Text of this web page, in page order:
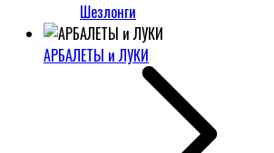
Шезлонги
АРБАЛЕТЫ и ЛУКИ